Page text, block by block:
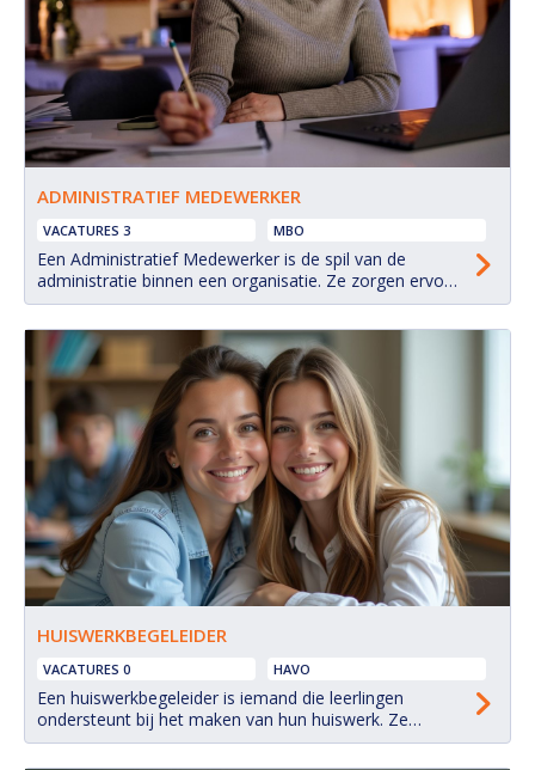
ADMINISTRATIEF MEDEWERKER
VACATURES 3 MBO
Een Administratief Medewerker is de spil van de
administratie binnen een organisatie. Ze zorgen ervoor
dat alle administratieve taken soepel verlopen, met als
doel dat de organisatie efficiënt en effectief kan
functioneren.
HUISWERKBEGELEIDER
VACATURES 0 HAVO
Een huiswerkbegeleider is iemand die leerlingen
ondersteunt bij het maken van hun huiswerk. Ze
helpen bij het begrijpen van de stof, het plannen van